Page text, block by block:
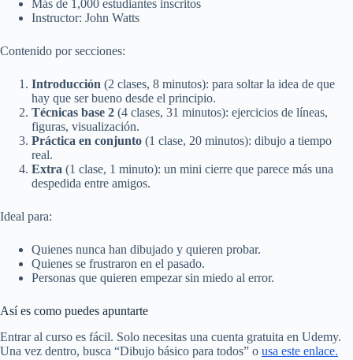
Más de 1,000 estudiantes inscritos
Instructor: John Watts
Contenido por secciones:
Introducción (2 clases, 8 minutos): para soltar la idea de que
hay que ser bueno desde el principio.
Técnicas base 2 (4 clases, 31 minutos): ejercicios de líneas,
figuras, visualización.
Práctica en conjunto (1 clase, 20 minutos): dibujo a tiempo
real.
Extra (1 clase, 1 minuto): un mini cierre que parece más una
despedida entre amigos.
Ideal para:
Quienes nunca han dibujado y quieren probar.
Quienes se frustraron en el pasado.
Personas que quieren empezar sin miedo al error.
Así es como puedes apuntarte
Entrar al curso es fácil. Solo necesitas una cuenta gratuita en Udemy.
Una vez dentro, busca “Dibujo básico para todos” o usa este enlace.